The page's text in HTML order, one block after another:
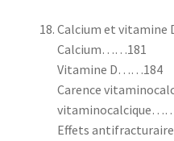
Calcium et
Calcium……181
Vitamine D……184
Carence
Effets